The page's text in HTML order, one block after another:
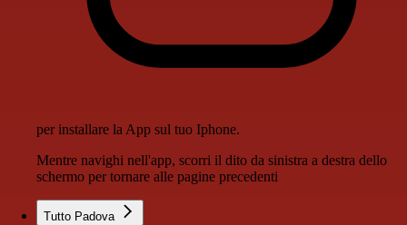
per installare la App sul tuo Iphone.
Mentre navighi nell'app, scorri il dito da sinistra a destra dello
schermo per tornare alle pagine precedenti
Tutto Padova